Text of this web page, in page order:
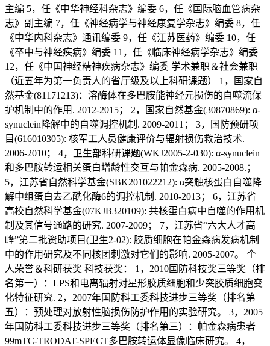
主编 5，任《中华神经科杂志》编委 6，任《国际脑血管病杂
志》副主编 7，任《神经病学与神经康复学杂志》编委 8，任
《中华内科杂志》通讯编委 9，任《江苏医药》编委 10，任
《卒中与神经疾病》编委 11，任《临床神经病学杂志》编委
12，任《中国神经精神疾病杂志》编委 学术兼职＆社会兼职
（近五年为第一负责人的省厅级及以上科研课题） 1，国家自
然基金(81171213)：溶酶体在多巴胺能神经元损伤的自噬流保
护机制中的作用. 2012-2015； 2，国家自然基金(30870869): α-
synuclein降解中的自噬调控机制. 2009-2011； 3，国防预研项
目(616010305): 核军工人员健康评价与辐射损伤救治技术.
2006-2010； 4，卫生部科研课题(WKJ2005-2-030): α-synuclein
和多巴胺转运相关蛋白增龄性交互与帕金森病. 2005-2008.；
5，江苏省自然科学基金(SBK201022212): α突触核蛋白自噬降
解中组蛋白去乙酰化酶6的调控机制. 2010-2013； 6，江苏省
高校自然科学基金(07KJB320109): 共核蛋白病中自噬的作用机
制及其信号通路的研究. 2007-2009； 7，江苏省“六大人才高
峰”第二批资助项目(卫生2-02): 胶质细胞在帕金森病发病机制
中的作用研究及不同核团刺激对它们的影响. 2005-2007。 个
人荣誉＆科研获奖 科技获奖： 1，2010国防科技奖三等奖（排
名第一）：LPS和电离辐射对星形胶质细胞和少突胶质细胞变
化特征研究. 2，2007年国防科工委科技进步三等奖（排名第
五）：预处理对放射性脑损伤防护作用的实验研究。 3，2005
年国防科工委科技进步三等奖（排名第三）：帕金森病患者
99mTC-TRODAT-SPECT多巴胺转运体显像临床研究。 4，